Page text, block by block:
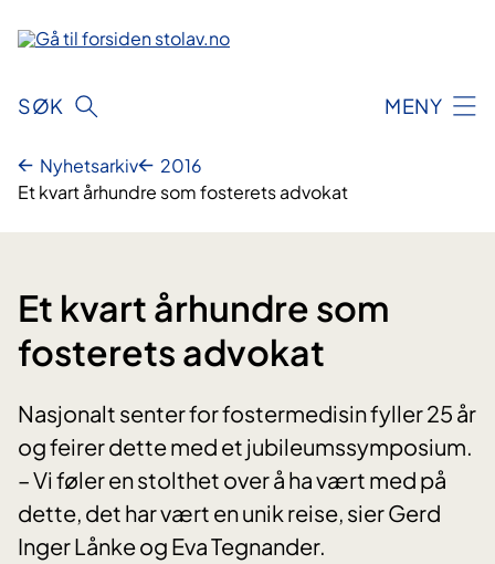
innhold
SØK MENY
Nyhetsarkiv
2016
Et kvart århundre som fosterets advokat
Et kvart århundre som
fosterets advokat
Nasjonalt senter for fostermedisin fyller 25 år
og feirer dette med et jubileumssymposium.
– Vi føler en stolthet over å ha vært med på
dette, det har vært en unik reise, sier Gerd
Inger Lånke og Eva Tegnander.